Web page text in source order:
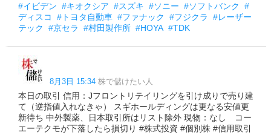
#イビデン #キオクシア #スズキ #ソニー #ソフトバンク
#
ディスコ
#トヨタ自動車 #ファナック #フジクラ
#レーザー
テック
#京セラ #村田製作所 #HOYA #TDK
8月3日 15:34 株で儲けたい人
本日の取引 信用：Jフロントリテイリングを引け成りで売り建
て（逆指値入れなきゃ） スギホールディングは更なる安値更
新待ち 中外製薬、日本取引所はリスト除外 現物：なし コー
エーテクモが下落したら損切り #株式投資 #個別株 #信用取引